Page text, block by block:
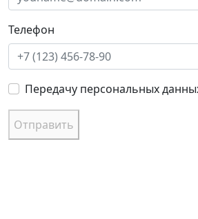
Телефон
Передачу персональных
Отправить